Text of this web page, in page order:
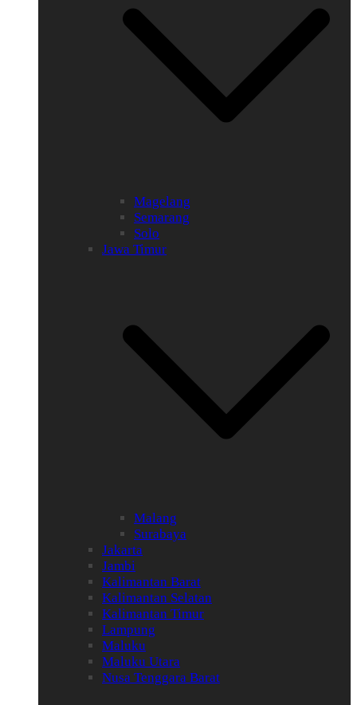
Magelang
Semarang
Solo
Jawa Timur
Malang
Surabaya
Jakarta
Jambi
Kalimantan Barat
Kalimantan Selatan
Kalimantan Timur
Lampung
Maluku
Maluku Utara
Nusa Tenggara Barat